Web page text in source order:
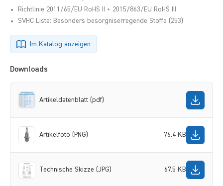
Richtlinie 2011/65/EU RoHS II + 2015/863/EU RoHS III
SVHC Liste: Besonders besorgniserregende Stoffe (253)
Im Katalog anzeigen
Downloads
Artikeldatenblatt (pdf)
Artikelfoto (PNG) 76.4 KB
Technische Skizze (JPG) 67.5 KB